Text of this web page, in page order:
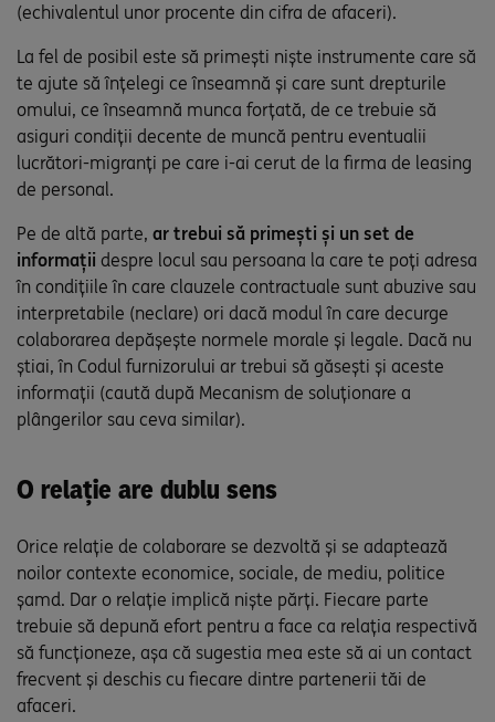
(echivalentul unor procente din cifra de afaceri).
La fel de posibil este să primești niște instrumente care să
te ajute să înțelegi ce înseamnă și care sunt drepturile
omului, ce înseamnă munca forțată, de ce trebuie să
asiguri condiții decente de muncă pentru eventualii
lucrători-migranți pe care i-ai cerut de la firma de leasing
de personal.
Pe de altă parte, ar trebui să primești și un set de
informații despre locul sau persoana la care te poți adresa
în condițiile în care clauzele contractuale sunt abuzive sau
interpretabile (neclare) ori dacă modul în care decurge
colaborarea depășește normele morale și legale. Dacă nu
știai, în Codul furnizorului ar trebui să găsești și aceste
informații (caută după Mecanism de soluționare a
plângerilor sau ceva similar).
O relație are dublu sens
Orice relație de colaborare se dezvoltă și se adaptează
noilor contexte economice, sociale, de mediu, politice
șamd. Dar o relație implică niște părți. Fiecare parte
trebuie să depună efort pentru a face ca relația respectivă
să funcționeze, așa că sugestia mea este să ai un contact
frecvent și deschis cu fiecare dintre partenerii tăi de
afaceri.